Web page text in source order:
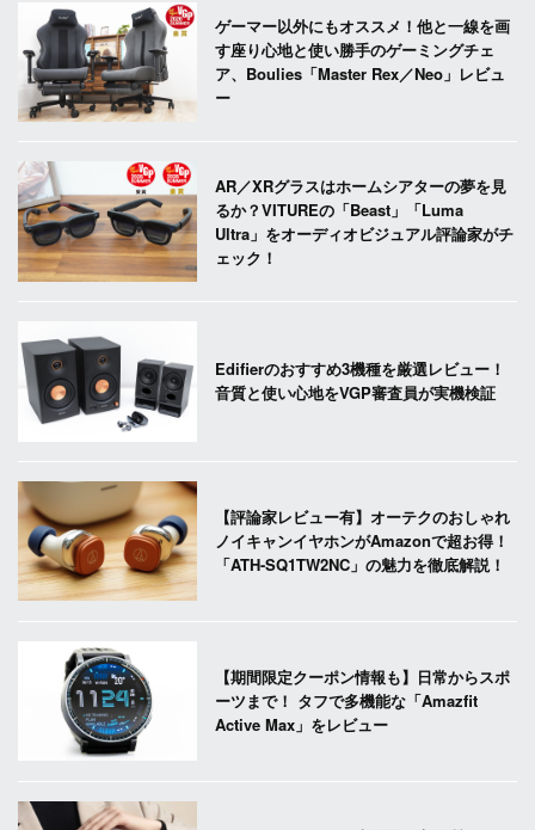
ゲーマー以外にもオススメ！他と一線を画
す座り心地と使い勝手のゲーミングチェ
ア、Boulies「Master Rex／Neo」レビュ
ー
AR／XRグラスはホームシアターの夢を見
るか？VITUREの「Beast」「Luma
Ultra」をオーディオビジュアル評論家がチ
ェック！
Edifierのおすすめ3機種を厳選レビュー！
音質と使い心地をVGP審査員が実機検証
【評論家レビュー有】オーテクのおしゃれ
ノイキャンイヤホンがAmazonで超お得！
「ATH-SQ1TW2NC」の魅力を徹底解説！
【期間限定クーポン情報も】日常からスポ
ーツまで！ タフで多機能な「Amazfit
Active Max」をレビュー